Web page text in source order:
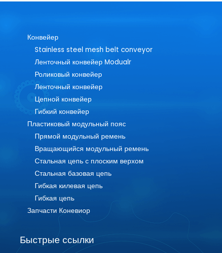
Конвейер
Stainless steel mesh belt conveyor
Ленточный конвейер Modualr
Роликовый конвейер
Ленточный конвейер
Цепной конвейер
Гибкий конвейер
Пластиковый модульный пояс
Прямой модульный ремень
Вращающийся модульный ремень
Стальная цепь с плоским верхом
Стальная базовая цепь
Гибкая килевая цепь
Гибкая цепь
Запчасти Коневиор
Быстрые ссылки